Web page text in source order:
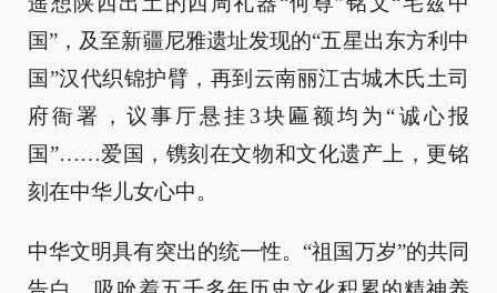
国”，及至新疆尼雅遗址发现的“五星出东方利中
国”汉代织锦护臂，再到云南丽江古城木氏土司
府衙署，议事厅悬挂3块匾额均为“诚心报
国”……爱国，镌刻在文物和文化遗产上，更铭
刻在中华儿女心中。
中华文明具有突出的统一性。“祖国万岁”的共同